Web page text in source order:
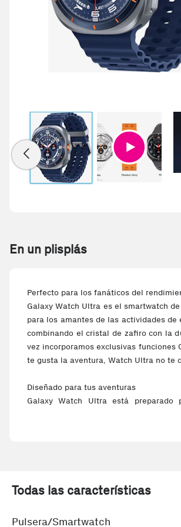
En un plisplás
Perfecto para los fanáticos del
Galaxy Watch Ultra es el smartwatch
para los amantes de las actividades
combinando el cristal de zafiro con la
vez incorporamos exclusivas funciones
te gusta la aventura, Watch Ultra no te
Diseñado para tus aventuras
Galaxy Watch Ultra está preparado
exteriores que solo se conforman con
importancia de un buen descanso
ofrecernos mejores recomendaciones
Todas las características
Pulsera/Smartwatch